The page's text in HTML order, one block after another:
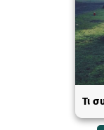
Τι